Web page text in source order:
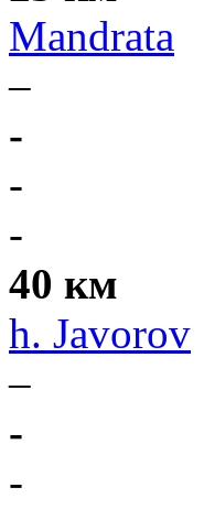
Mandrata
–
-
-
-
40 км
h. Javorov
–
-
-